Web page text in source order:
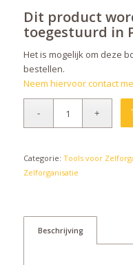
Dit product
toegestuurd in
Het is mogelijk om deze
bestellen.
Neem hiervoor contact
Categorie: Tools voor
Zelforganisatie
Beschrijving